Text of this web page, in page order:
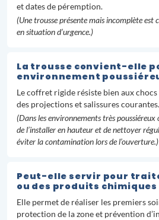
et dates de péremption.
(Une trousse présente mais incomplète est
en situation d’urgence.)
La trousse convient-elle
environnement
Le coffret rigide résiste bien aux
des projections et salissures courantes.
(Dans les environnements très
de l’installer en hauteur et de nettoyer
éviter la contamination lors de l’ouverture.)
Peut-elle servir pour
ou des produits chimiques
Elle permet de réaliser les premiers
protection de la zone et prévention